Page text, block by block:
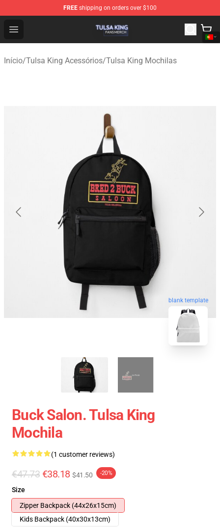
FREE shipping on orders over $100
Open menu
Tulsa King Shop - Official Tulsa King Merchandise Store
Início/Tulsa King Acessórios/Tulsa King Mochilas
blank template
Buck Salon. Tulsa King
Mochila
(1 customer reviews)
€47.73 €38.18 $41.50 -20%
Size
Zipper Backpack (44x26x15cm)
Kids Backpack (40x30x13cm)